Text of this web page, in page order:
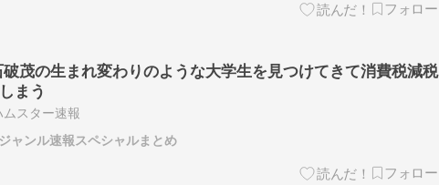
茂の生まれ変わりのような大学生を見つけてきて消費税減税
まう
スター速報
ャンル速報スペシャルまとめ